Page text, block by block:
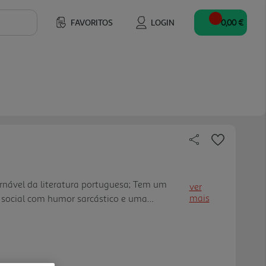
FAVORITOS LOGIN 0,00 €
da literatura portuguesa; Tem um
com humor sarcástico e uma
tanto leitores literários quanto
que estão na ordem do dia - justiça
artificial, racismo, xenofobia e
ver
mais